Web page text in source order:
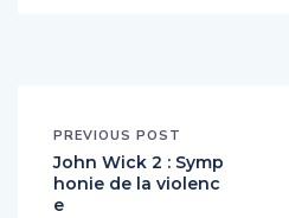
PREVIOUS POST
John Wick 2 : Symp
honie de la violenc
e